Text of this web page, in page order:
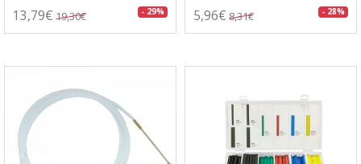
13,79€ 19,30€ - 29% 5,96€ 8,31€ - 28%